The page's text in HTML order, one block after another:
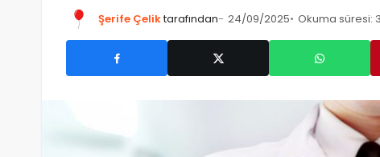
Şerife Çeliktarafından 24/09/2025 Okuma süresi: